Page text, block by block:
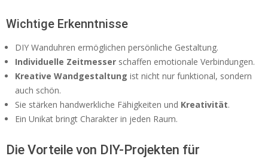
Wichtige Erkenntnisse
DIY Wanduhren ermöglichen persönliche Gestaltung.
Individuelle Zeitmesser schaffen emotionale Verbindungen.
Kreative Wandgestaltung ist nicht nur funktional, sondern
auch schön.
Sie stärken handwerkliche Fähigkeiten und Kreativität.
Ein Unikat bringt Charakter in jeden Raum.
Die Vorteile von DIY-Projekten für